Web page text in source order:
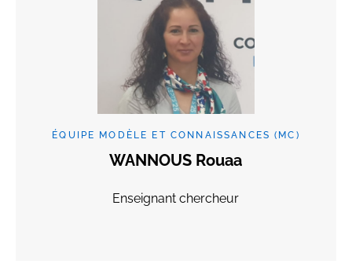
ÉQUIPE MODÈLE ET CONNAISSANCES (MC)
WANNOUS Rouaa
Enseignant chercheur